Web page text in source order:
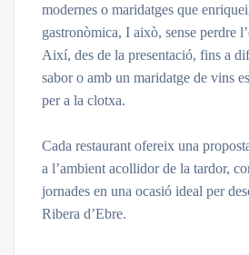
modernes o maridatges que
gastronòmica, I això, sense perdre
Així, des de la presentació, fins a
sabor o amb un maridatge de vins
per a la clotxa.
Cada restaurant ofereix una
a l’ambient acollidor de la tardor,
jornades en una ocasió ideal per
Ribera d’Ebre.